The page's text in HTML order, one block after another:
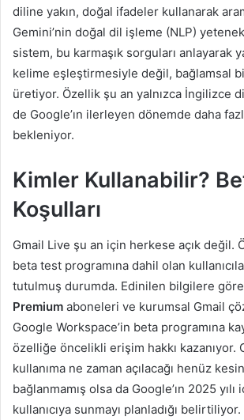
diline yakın, doğal ifadeler kullanarak
Gemini’nin doğal dil işleme (NLP)
sistem, bu karmaşık sorguları anlayarak
kelime eşleştirmesiyle değil, bağlamsal
üretiyor. Özellik şu an yalnızca İngilizce
de Google’ın ilerleyen dönemde daha
bekleniyor.
Kimler Kullanabilir?
Koşulları
Gmail Live şu an için herkese açık değil.
beta test programına dahil olan
tutulmuş durumda. Edinilen bilgilere göre
Premium aboneleri ve kurumsal Gmail
Google Workspace’in beta programına
özelliğe öncelikli erişim hakkı kazanıyor.
kullanıma ne zaman açılacağı henüz
bağlanmamış olsa da Google’ın 2025
kullanıcıya sunmayı planladığı